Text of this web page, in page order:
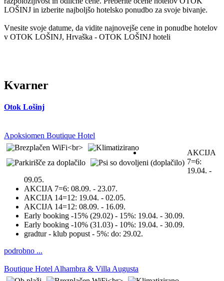
LOŠINJ in izberite najboljšo hotelsko ponudbo za svoje bivanje.
Vnesite svoje datume, da vidite najnovejše cene in ponudbe hotelov
v OTOK LOŠINJ, Hrvaška - OTOK LOŠINJ hoteli
Kvarner
Otok Lošinj
Apoksiomen Boutique Hotel
AKCIJA
7=6:
19.04. -
09.05.
AKCIJA 7=6: 08.09. - 23.07.
AKCIJA 14=12: 19.04. - 02.05.
AKCIJA 14=12: 08.09. - 16.09.
Early booking -15% (29.02) - 15%: 19.04. - 30.09.
Early booking -10% (31.03) - 10%: 19.04. - 30.09.
gradtur - klub popust - 5%: do: 29.02.
podrobno ...
Boutique Hotel Alhambra & Villa Augusta